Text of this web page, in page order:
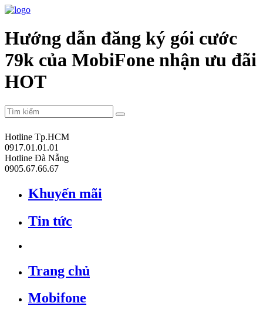
Hướng dẫn đăng ký gói cước
79k của MobiFone nhận ưu đãi
HOT
Hotline Tp.HCM
0917.01.01.01
Hotline Đà Nẵng
0905.67.66.67
Khuyến mãi
Tin tức
Trang chủ
Mobifone